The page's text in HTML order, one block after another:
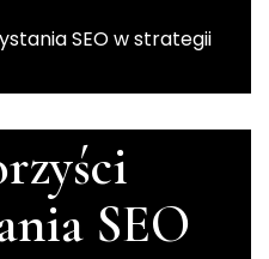
SEO w strategii
SEO